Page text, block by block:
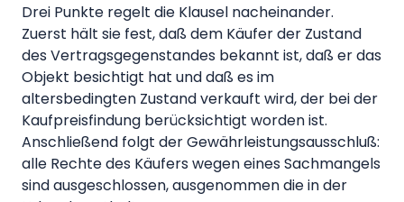
Drei Punkte regelt die Klausel nacheinander.
Zuerst hält sie fest, daß dem Käufer der Zustand
des Vertragsgegenstandes bekannt ist, daß er das
Objekt besichtigt hat und daß es im
altersbedingten Zustand verkauft wird, der bei der
Kaufpreisfindung berücksichtigt worden ist.
Anschließend folgt der Gewährleistungsausschluß:
alle Rechte des Käufers wegen eines Sachmangels
sind ausgeschlossen, ausgenommen die in der